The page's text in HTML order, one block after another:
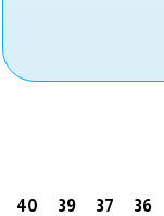
36
37
39
40